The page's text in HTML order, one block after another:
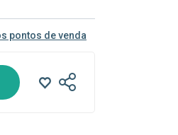
pontos de venda